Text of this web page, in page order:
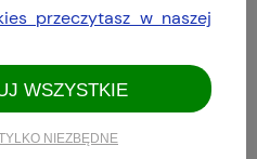
przeczytasz w naszej
NIEZBĘDNE
WSZYSTKIE